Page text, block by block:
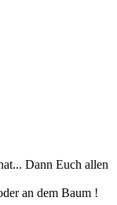
Dann Euch allen
an dem Baum !